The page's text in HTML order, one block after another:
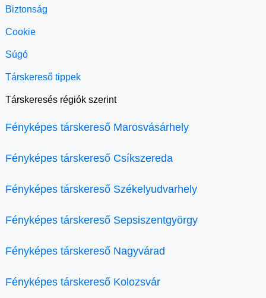
Biztonság
Cookie
Súgó
Társkereső tippek
Társkeresés régiók szerint
Fényképes társkereső Marosvásárhely
Fényképes társkereső Csíkszereda
Fényképes társkereső Székelyudvarhely
Fényképes társkereső Sepsiszentgyörgy
Fényképes társkereső Nagyvárad
Fényképes társkereső Kolozsvár